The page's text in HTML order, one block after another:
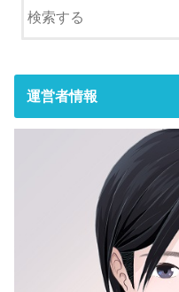
運営者情報